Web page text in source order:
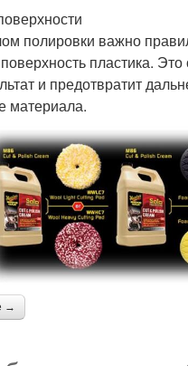
полировки важно
пластика. Это
и предотвратит
материала.
→